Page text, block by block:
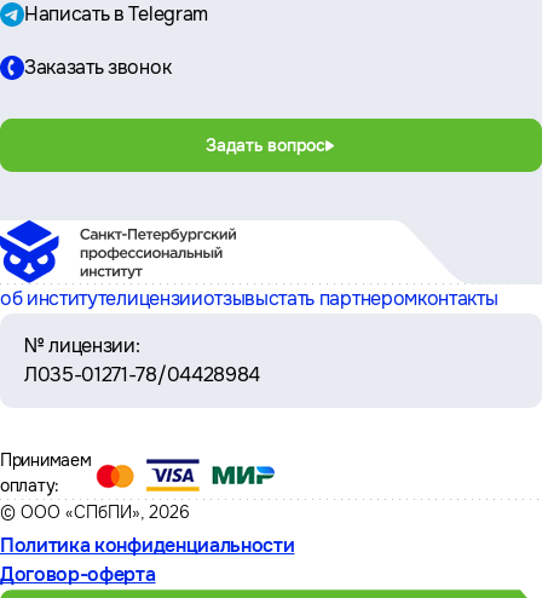
Написать в Telegram
Заказать звонок
Задать вопрос
об институтелицензииотзывыстать партнеромконтакты
№ лицензии:
Л035-01271-78/04428984
© ООО «СПбПИ», 2026
Политика конфиденциальности
Договор-оферта
Принимаем
оплату: